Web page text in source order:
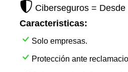
Ciberseguros = Desde
Caracteristicas:
Solo empresas.
Protección ante